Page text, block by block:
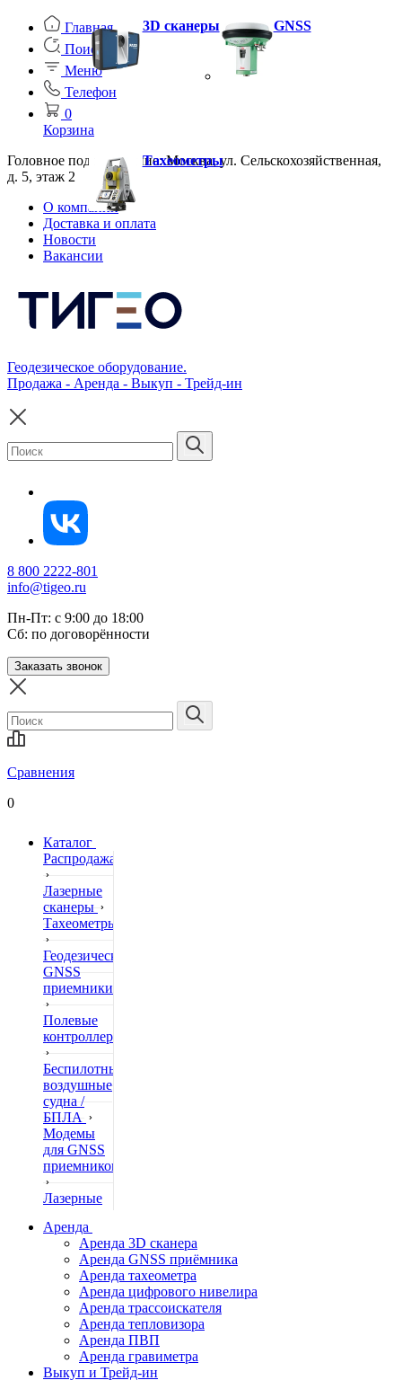
Главная
Поиск
Меню
Телефон
0
Корзина
Головное подразделение: Москва, ул. Сельскохозяйственная,
д. 5, этаж 2
О компании
Доставка и оплата
Новости
Вакансии
Геодезическое оборудование.
Продажа - Аренда - Выкуп - Трейд-ин
8 800 2222-801
info@tigeo.ru
Пн-Пт: с 9:00 до 18:00
Сб: по договорённости
Заказать звонок
Сравнения
0
Каталог
Распродажа
Лазерные
сканеры
Тахеометры
Геодезические
GNSS
приемники
Полевые
контроллеры
Беспилотные
воздушные
судна /
БПЛА
Модемы
для GNSS
приемников
Лазерные
Нивелиры
Теодолиты
Трассоискатели
Неразрушающий
контроль
Аксессуары
3D сканеры GNSS
Тахеометры
Аренда
Аренда 3D сканера
Аренда GNSS приёмника
Аренда тахеометра
Аренда цифрового нивелира
Аренда трассоискателя
Аренда тепловизора
Аренда ПВП
Аренда гравиметра
Выкуп и Трейд-ин